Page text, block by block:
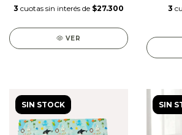
3 cuotas sin interés de $27.300
VER
3
SIN STOCK SIN